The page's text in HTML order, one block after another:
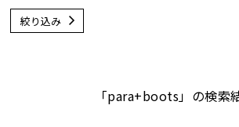
絞り込み
「para+boots」の検索